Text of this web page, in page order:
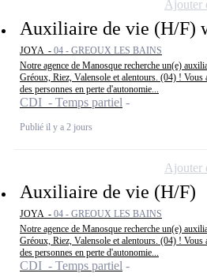
Auxiliaire de vie (H/F)
JOYA - 04 - GREOUX LES BAINS
Notre agence de Manosque recherche un(e)
Gréoux, Riez, Valensole et alentours. (04) ! Vous
des personnes en perte d'autonomie...
CDI - Temps partiel
Publié il y a 2 jours
Ajouter
Auxiliaire de vie (H/F)
JOYA - 04 - GREOUX LES BAINS
Notre agence de Manosque recherche un(e)
Gréoux, Riez, Valensole et alentours. (04) ! Vous
des personnes en perte d'autonomie...
CDI - Temps partiel
Ajouter